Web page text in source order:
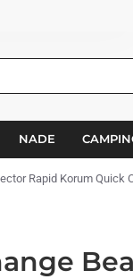
NADE
Rapid Korum Quick